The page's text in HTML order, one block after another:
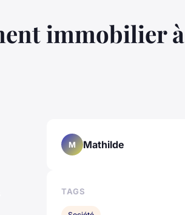
immobilier à
M Mathilde
TAGS